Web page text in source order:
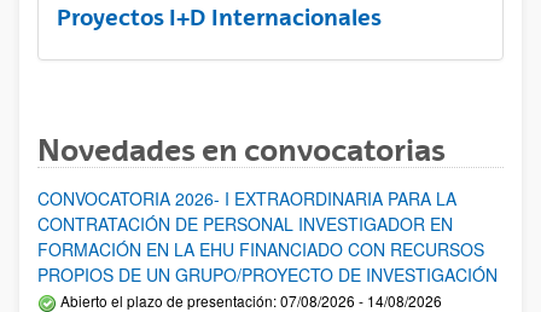
Proyectos I+D Internacionales
Novedades en convocatorias
CONVOCATORIA 2026- I EXTRAORDINARIA PARA LA
CONTRATACIÓN DE PERSONAL INVESTIGADOR EN
FORMACIÓN EN LA EHU FINANCIADO CON RECURSOS
PROPIOS DE UN GRUPO/PROYECTO DE INVESTIGACIÓN
Abierto el plazo de presentación: 07/08/2026 - 14/08/2026